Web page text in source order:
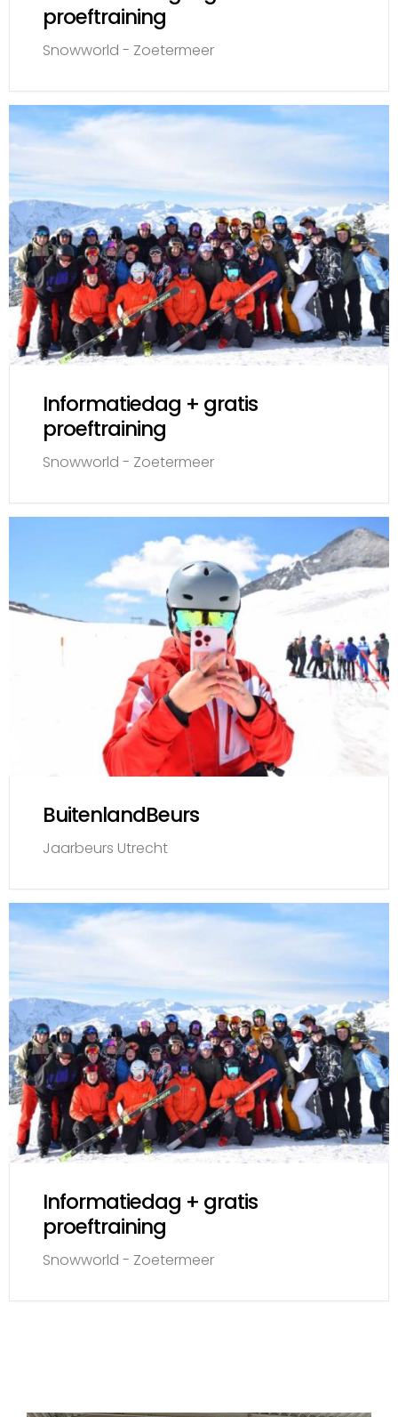
proeftraining
Snowworld - Zoetermeer
Informatiedag + gratis
proeftraining
Snowworld - Zoetermeer
BuitenlandBeurs
Jaarbeurs Utrecht
Informatiedag + gratis
proeftraining
Snowworld - Zoetermeer